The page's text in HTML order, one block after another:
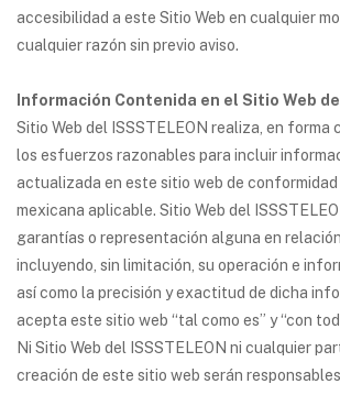
accesibilidad a este Sitio Web en cualquier
cualquier razón sin previo aviso.
Información Contenida en el Sitio Web
Sitio Web del ISSSTELEON realiza, en forma
los esfuerzos razonables para incluir
actualizada en este sitio web de
mexicana aplicable. Sitio Web del
garantías o representación alguna en
incluyendo, sin limitación, su operación e
así como la precisión y exactitud de dicha
acepta este sitio web “tal como es” y “con
Ni Sitio Web del ISSSTELEON ni cualquier
creación de este sitio web serán